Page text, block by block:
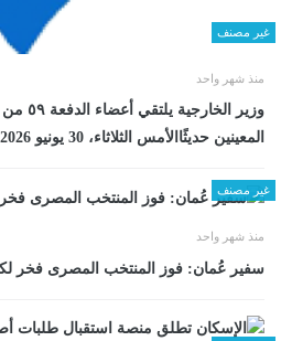
غير مصنف
منذ شهر واحد
وزير
المعينين حديثًاالأمس الثلاثاء، 30 يونيو 2026 03:39 مـ
غير مصنف
منذ شهر واحد
سفير عُمان: فوز المنتخب المصرى فخر